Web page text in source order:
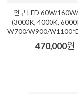
전구 LED 60W/
(3000K, 4000K,
W700/W900/
470,000원